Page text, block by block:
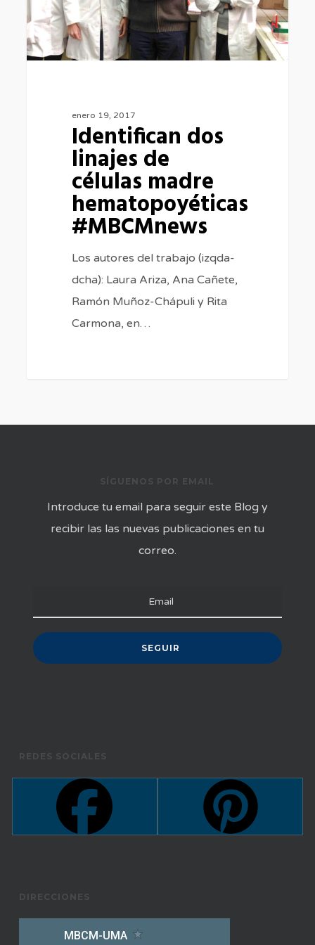
madre
hematopoyéticas
#MBCMnews
enero 19, 2017
Identifican dos
linajes de
células madre
hematopoyéticas
#MBCMnews
Los autores del trabajo (izqda-
dcha): Laura Ariza, Ana Cañete,
Ramón Muñoz-Chápuli y Rita
Carmona, en…
SÍGUENOS POR EMAIL
Introduce tu email para seguir este Blog y
recibir las las nuevas publicaciones en tu
correo.
REDES SOCIALES
DIRECCIONES